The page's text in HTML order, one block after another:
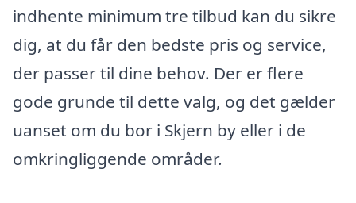
indhente minimum tre tilbud kan du sikre
dig, at du får den bedste pris og service,
der passer til dine behov. Der er flere
gode grunde til dette valg, og det gælder
uanset om du bor i Skjern by eller i de
omkringliggende områder.